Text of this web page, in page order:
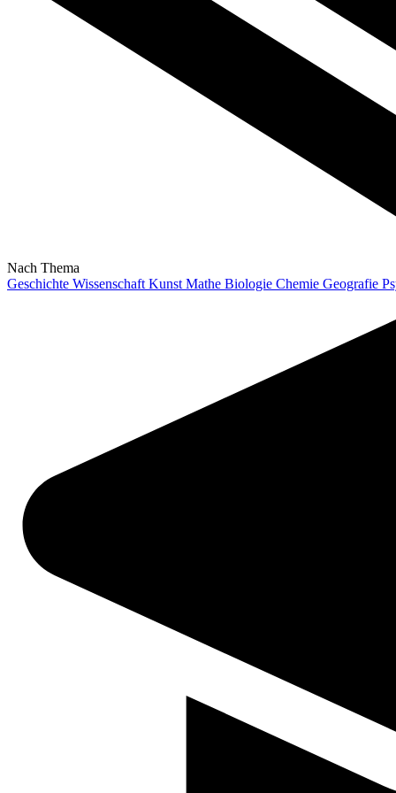
Nach Thema
Geschichte Wissenschaft Kunst Mathe Biologie Chemie Geografie